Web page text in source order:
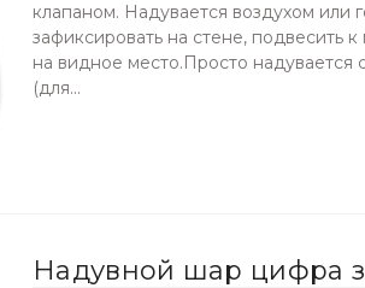
клапаном. Надувается воздухом или
зафиксировать на стене, подвесить к
на видное место.Просто надувается
(для...
Надувной шар цифра